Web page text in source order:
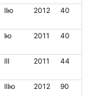
IIю 2012 40
Iю 2011 40
III 2011 44
IIIю 2012 90